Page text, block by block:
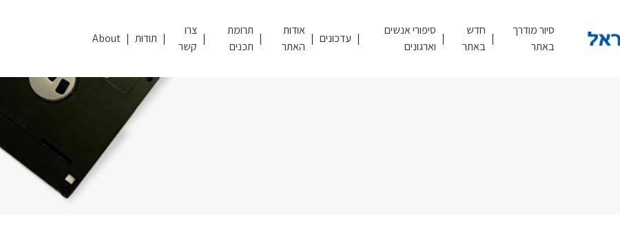
סיור מודרך
באתר
חדש
באתר
סיפורי אנשים
וארגונים
עדכונים
אודות
האתר
תרומת
תכנים
צרו
קשר
תודות About